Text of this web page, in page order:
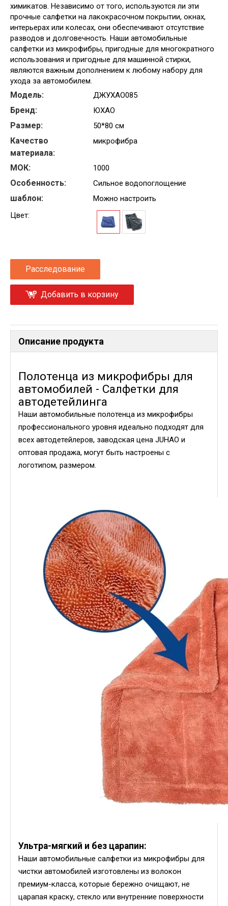
химикатов. Независимо от того, используются ли эти
прочные салфетки на лакокрасочном покрытии, окнах,
интерьерах или колесах, они обеспечивают отсутствие
разводов и долговечность. Наши автомобильные
салфетки из микрофибры, пригодные для многократного
использования и пригодные для машинной стирки,
являются важным дополнением к любому набору для
ухода за автомобилем.
Модель: ДЖУХАО085
Бренд: ЮХАО
Размер: 50*80 см
Качество
материала:
микрофибра
МОК: 1000
Особенность: Сильное водопоглощение
шаблон:
Можно настроить
Цвет:
Расследование
Добавить в корзину
Описание продукта
Полотенца из микрофибры для
автомобилей - Салфетки для
автодетейлинга
Наши автомобильные полотенца из микрофибры
профессионального уровня идеально подходят для
всех автодетейлеров, заводская цена JUHAO и
оптовая продажа, могут быть настроены с
логотипом, размером.
Ультра-мягкий и без царапин:
Наши автомобильные салфетки из микрофибры для
чистки автомобилей изготовлены из волокон
премиум-класса, которые бережно очищают, не
царапая краску, стекло или внутренние поверхности